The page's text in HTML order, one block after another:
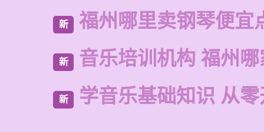
新 福州哪里卖钢琴便宜
新 音乐培训机构 福州
新 学音乐基础知识 从